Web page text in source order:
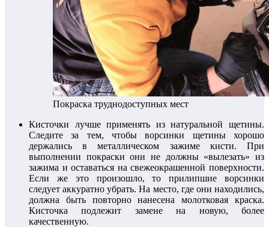
Покраска труднодоступных мест
Кисточки лучше применять из натуральной щетины.
Следите за тем, чтобы ворсинки щетины хорошо
держались в металлическом зажиме кисти. При
выполнении покраски они не должны «вылезать» из
зажима и оставаться на свежеокрашенной поверхности.
Если же это произошло, то прилипшие ворсинки
следует аккуратно убрать. На место, где они находились,
должна быть повторно нанесена молотковая краска.
Кисточка подлежит замене на новую, более
качественную.